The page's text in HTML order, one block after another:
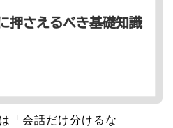
「会話だけ分けるな